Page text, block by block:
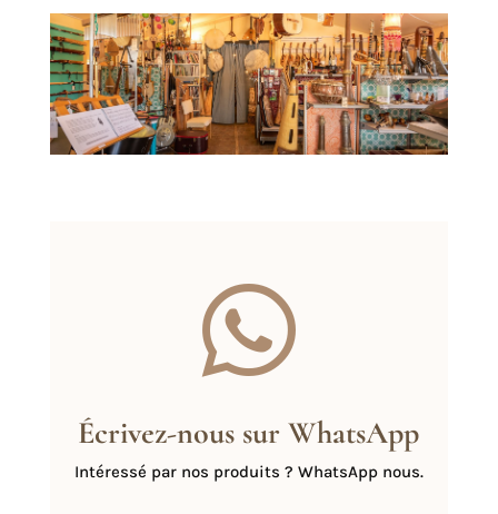

Écrivez-nous sur WhatsApp
Intéressé par nos produits ? WhatsApp nous.